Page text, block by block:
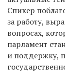
Спикер
за работу,
вопросах,
парламент
и поддержку,